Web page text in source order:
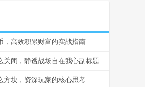
，高效积累财富的实战指南
关闭，静谧战场自在我心副标题
方块，资深玩家的核心思考